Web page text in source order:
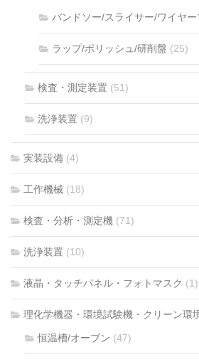
バンドソー/スライサー/ワイヤー
ラップ/ポリッシュ/研削盤 (25)
検査・測定装置 (51)
洗浄装置 (9)
実装設備 (4)
工作機械 (18)
検査・分析・測定機 (71)
洗浄装置 (10)
液晶・タッチパネル・フォトマスク (1)
理化学機器・環境試験機・クリーン環
恒温槽/オーブン (47)